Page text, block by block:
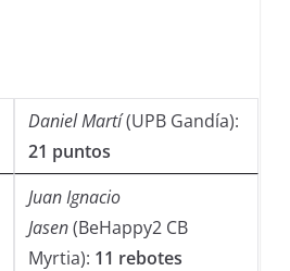
Daniel Martí(UPB Gandía):
21 puntos
Juan Ignacio
Jasen(BeHappy2 CB
Myrtia): 11 rebotes